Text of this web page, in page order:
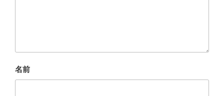
名前